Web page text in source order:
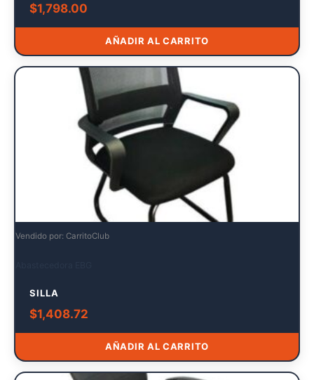
$1,798.00
AÑADIR AL CARRITO
Vendido por: CarritoClub
SILLA
$1,408.72
AÑADIR AL CARRITO